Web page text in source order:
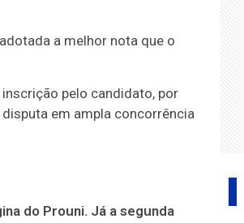
a melhor nota que o
pelo candidato, por
em ampla concorrência
do Prouni. Já a segunda